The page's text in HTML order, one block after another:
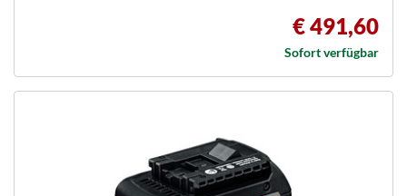
€ 491,60
Sofort verfügbar